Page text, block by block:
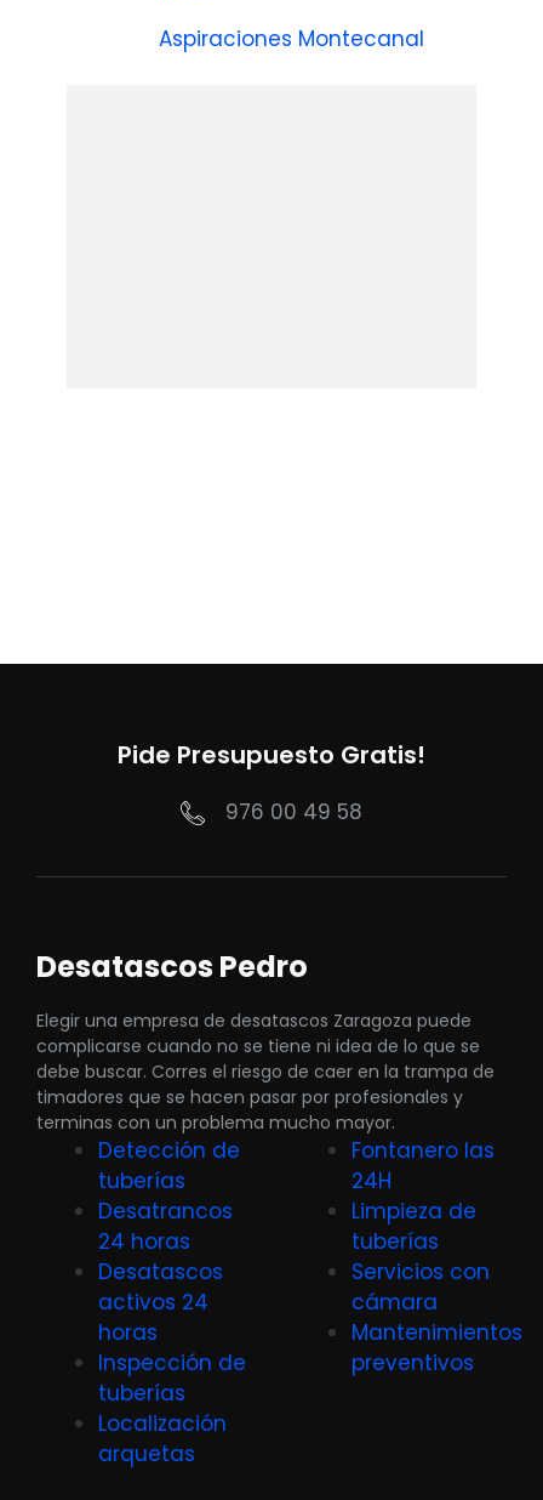
Aspiraciones Montecanal
Pide Presupuesto Gratis!
976 00 49 58
Desatascos Pedro
Elegir una empresa de desatascos Zaragoza puede
complicarse cuando no se tiene ni idea de lo que se
debe buscar. Corres el riesgo de caer en la trampa de
timadores que se hacen pasar por profesionales y
terminas con un problema mucho mayor.
Detección de
tuberías
Desatrancos
24 horas
Desatascos
activos 24
horas
Inspección de
tuberías
Localización
arquetas
Fontanero las
24H
Limpieza de
tuberías
Servicios con
cámara
Mantenimientos
preventivos